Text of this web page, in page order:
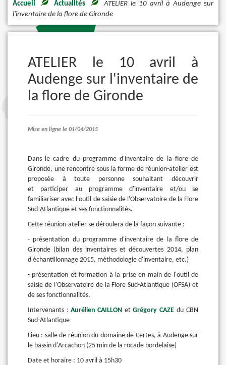
Accueil Actualités
ATELIER le 10 avril à Audenge sur
l'inventaire de la flore de Gironde
ATELIER le 10 avril à
Audenge sur l'inventaire de
la flore de Gironde
Mise en ligne le 01/04/2015
Dans le cadre du programme d'inventaire de la flore de
Gironde, une rencontre sous la forme de réunion-atelier est
proposée à toute personne souhaitant découvrir
et participer au programme d'inventaire et/ou se
familiariser avec l'outil de saisie de l'Observatoire de la Flore
Sud-Atlantique et ses fonctionnalités.
Cette réunion-atelier se déroulera de la façon suivante :
- présentation du programme d'inventaire de la flore de
Gironde (bilan des inventaires et découvertes 2014, plan
d'échantillonnage 2015, méthodologie d'inventaire, etc.)
- présentation et formation à la prise en main de l'outil de
saisie de l'Observatoire de la Flore Sud-Atlantique (OFSA) et
de ses fonctionnalités.
Intervenants : Aurélien CAILLON et Grégory CAZE du CBN
Sud-Atlantique
Lieu : salle de réunion du domaine de Certes, à Audenge sur
le bassin d'Arcachon (25 min de la rocade bordelaise)
Date et horaire : 10 avril à 15h30